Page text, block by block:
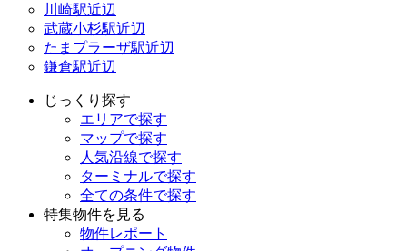
川崎駅近辺
武蔵小杉駅近辺
たまプラーザ駅近辺
鎌倉駅近辺
じっくり探す
エリアで探す
マップで探す
人気沿線で探す
ターミナルで探す
全ての条件で探す
特集物件を見る
物件レポート